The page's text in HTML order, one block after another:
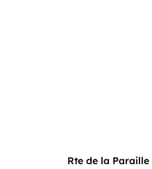
Rte de la Paraille